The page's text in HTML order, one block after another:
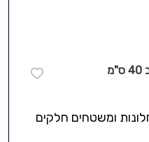
ומשטחים חלקים